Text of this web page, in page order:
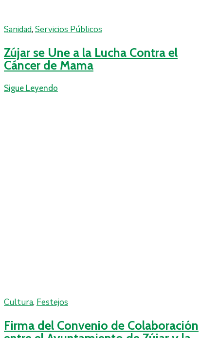
Sanidad‚Servicios Públicos
Zújar se Une a la Lucha Contra el
Cáncer de Mama
Sigue Leyendo
Cultura‚ Festejos
Firma del Convenio de Colaboración